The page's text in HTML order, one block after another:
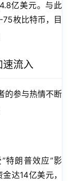
亿美元。与此
枚比特币，目
速流入
的参与热情不断
特朗普效应”影
达14亿美元，